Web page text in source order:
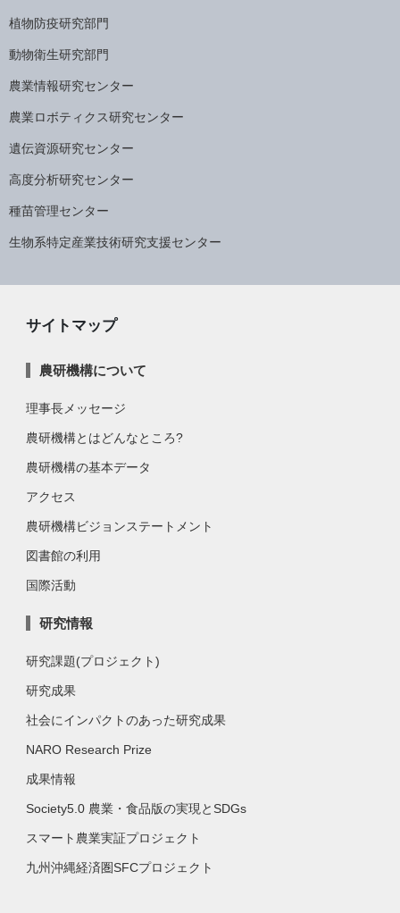
植物防疫研究部門
動物衛生研究部門
農業情報研究センター
農業ロボティクス研究センター
遺伝資源研究センター
高度分析研究センター
種苗管理センター
生物系特定産業技術研究支援センター
サイトマップ
農研機構について
理事長メッセージ
農研機構とはどんなところ?
農研機構の基本データ
アクセス
農研機構ビジョンステートメント
図書館の利用
国際活動
研究情報
研究課題(プロジェクト)
研究成果
社会にインパクトのあった研究成果
NARO Research Prize
成果情報
Society5.0 農業・食品版の実現とSDGs
スマート農業実証プロジェクト
九州沖縄経済圏SFCプロジェクト